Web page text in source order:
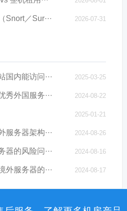
Snort／Sur··· 2026-07-31
国内能访问··· 2025-03-25
外国服务··· 2024-08-22
2025-01-21
务器架构··· 2024-08-26
的风险问··· 2024-08-16
外服务器的··· 2024-08-17